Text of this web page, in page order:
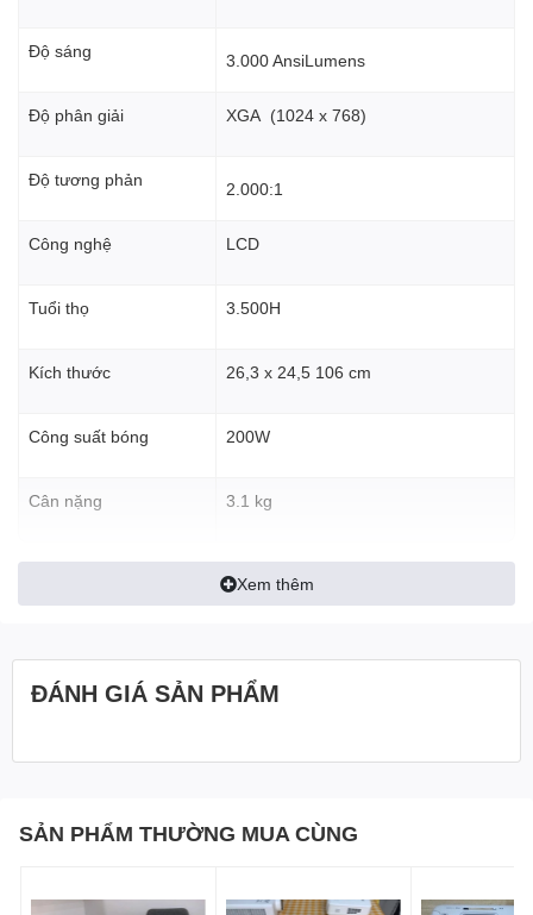
Độ sáng 3.000 AnsiLumens
Độ phân giải XGA (1024 x 768)
Độ tương phản 2.000:1
Công nghệ LCD
Tuổi thọ 3.500H
Kích thước 26,3 x 24,5 106 cm
Công suất bóng 200W
Cân nặng 3.1 kg
Xem thêm
ĐÁNH GIÁ SẢN PHẨM
SẢN PHẨM THƯỜNG MUA CÙNG